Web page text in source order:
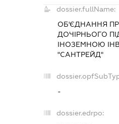
dossier.fullName:
ОБ'ЄДНАННЯ
ДОЧІРНЬОГО
ІНОЗЕМНОЮ
"САНТРЕЙД"
-
dossier.edrpo: